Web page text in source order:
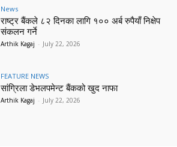
News
राष्ट्र बैंकले ८२ दिनका लागि १०० अर्ब रुपैयाँ निक्षेप
संकलन गर्ने
Arthik Kagaj - July 22, 2026
FEATURE NEWS
सांग्रिला डेभलपमेन्ट बैंकको खुद नाफा
Arthik Kagaj - July 22, 2026